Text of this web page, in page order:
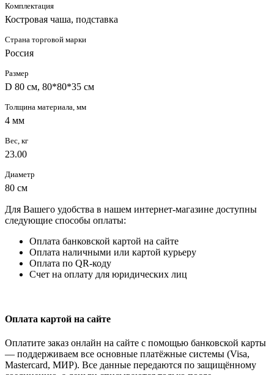
Комплектация
Костровая чаша, подставка
Страна торговой марки
Россия
Размер
D 80 см, 80*80*35 см
Толщина материала, мм
4 мм
Вес, кг
23.00
Диаметр
80 см
Для Вашего удобства в нашем интернет-магазине доступны
следующие способы оплаты:
Оплата банковской картой на сайте
Оплата наличными или картой курьеру
Оплата по QR-коду
Счет на оплату для юридических лиц
Оплата картой на сайте
Оплатите заказ онлайн на сайте с помощью банковской карты
— поддерживаем все основные платёжные системы (Visa,
Mastercard, МИР). Все данные передаются по защищённому